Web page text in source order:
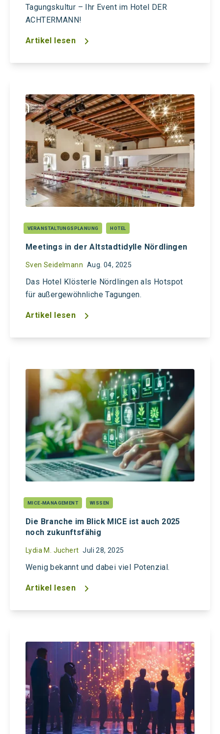
Tagungskultur – Ihr Event im Hotel DER
ACHTERMANN!
Artikel lesen
VERANSTALTUNGSPLANUNG HOTEL
Meetings in der Altstadtidylle Nördlingen
Sven Seidelmann Aug. 04, 2025
Das Hotel Klösterle Nördlingen als Hotspot
für außergewöhnliche Tagungen.
Artikel lesen
MICE-MANAGEMENT WISSEN
Die Branche im Blick MICE ist auch 2025
noch zukunftsfähig
Lydia M. Juchert Juli 28, 2025
Wenig bekannt und dabei viel Potenzial.
Artikel lesen